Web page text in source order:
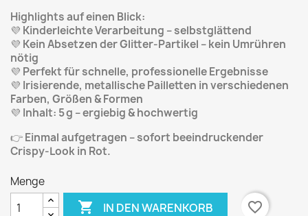
Highlights auf einen Blick:
💜 Kinderleichte Verarbeitung – selbstglättend
💜 Kein Absetzen der Glitter-Partikel – kein Umrühren
nötig
💜 Perfekt für schnelle, professionelle Ergebnisse
💜 Irisierende, metallische Pailletten in verschiedenen
Farben, Größen & Formen
💜 Inhalt: 5 g – ergiebig & hochwertig
👉Einmal aufgetragen – sofort beeindruckender
Crispy-Look in Rot.
Menge
 IN DEN WARENKORB
favorite_border